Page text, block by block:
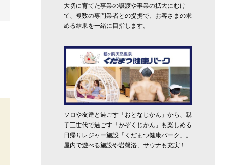
大切に育てた事業の譲渡や事業の拡大にむけ
て、複数の専門業者との提携で、お客さまの求
める結果を一緒に目指します。
ソロや友達と過ごす「おとなじかん」から、親
子三世代で過ごす「かぞくじかん」も楽しめる
日帰りレジャー施設「くだまつ健康パーク」。
屋内で遊べる施設や岩盤浴、サウナも充実！